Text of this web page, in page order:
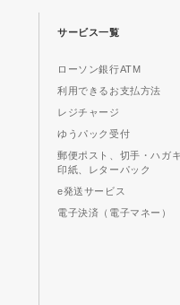
サービス一覧
ローソン銀行ATM
利用できるお支払方法
レジチャージ
ゆうパック受付
郵便ポスト、切手・ハガ
印紙、レターパック
e発送サービス
電子決済（電子マネー）